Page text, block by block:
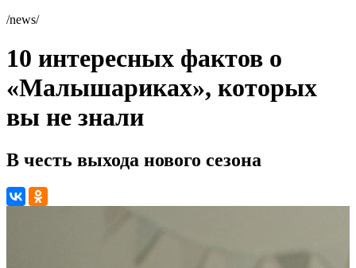
/news/
10 интересных фактов о
«Малышариках», которых
вы не знали
В честь выхода нового сезона